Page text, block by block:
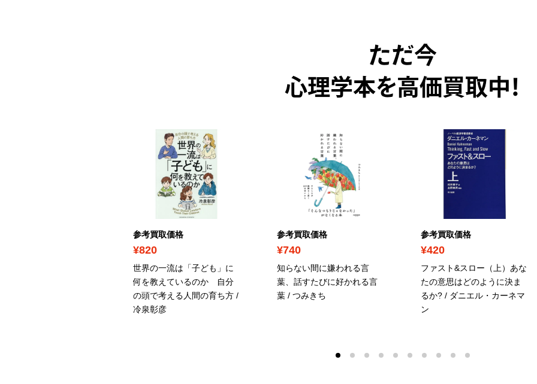
ただ今
心理学本を高価買取中！
参考買取価格
¥820
世界の一流は「子ども」に
何を教えているのか 自分
の頭で考える人間の育ち方 /
冷泉彰彦
参考買取価格
¥740
知らない間に嫌われる言
葉、話すたびに好かれる言
葉 / つみきち
参考買取価格
¥420
ファスト&スロー（上）あな
たの意思はどのように決ま
るか? / ダニエル・カーネマ
ン